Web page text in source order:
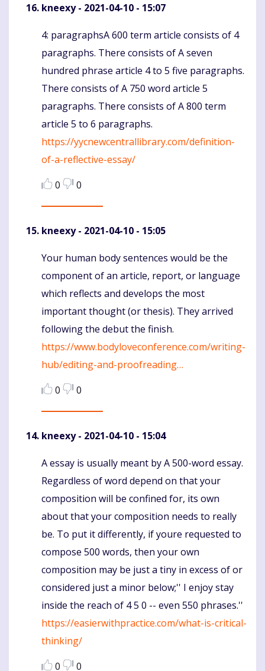
kneexy- 2021-04-10 - 15:07
Komentaras
4: paragraphsA 600 term article consists of 4
paragraphs. There consists of A seven
hundred phrase article 4 to 5 five paragraphs.
There consists of A 750 word article 5
paragraphs. There consists of A 800 term
article 5 to 6 paragraphs.
https://yycnewcentrallibrary.com/definition-
of-a-reflective-essay/
0
0
kneexy- 2021-04-10 - 15:05
Komentaras
Your human body sentences would be the
component of an article, report, or language
which reflects and develops the most
important thought (or thesis). They arrived
following the debut the finish.
https://www.bodyloveconference.com/writing-
hub/editing-and-proofreading…
0
0
kneexy- 2021-04-10 - 15:04
Komentaras
A essay is usually meant by A 500-word essay.
Regardless of word depend on that your
composition will be confined for, its own
about that your composition needs to really
be. To put it differently, if youre requested to
compose 500 words, then your own
composition may be just a tiny in excess of or
considered just a minor below;'' I enjoy stay
inside the reach of 4 5 0 -- even 550 phrases.''
https://easierwithpractice.com/what-is-critical-
thinking/
0
0